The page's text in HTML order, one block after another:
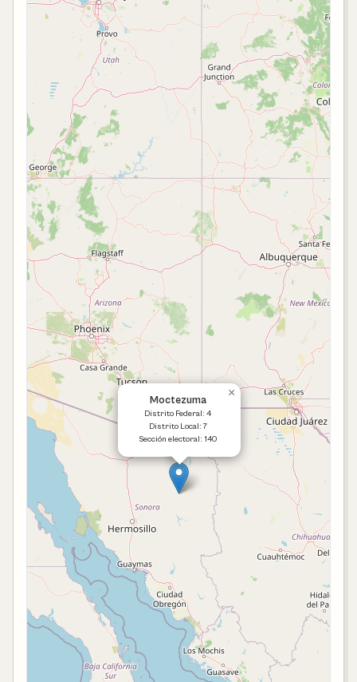
Moctezuma
Distrito Federal: 4
Distrito Local: 7
Sección electoral: 140
×